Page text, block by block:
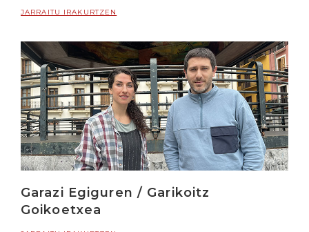
JARRAITU IRAKURTZEN
Garazi Egiguren / Garikoitz
Goikoetxea